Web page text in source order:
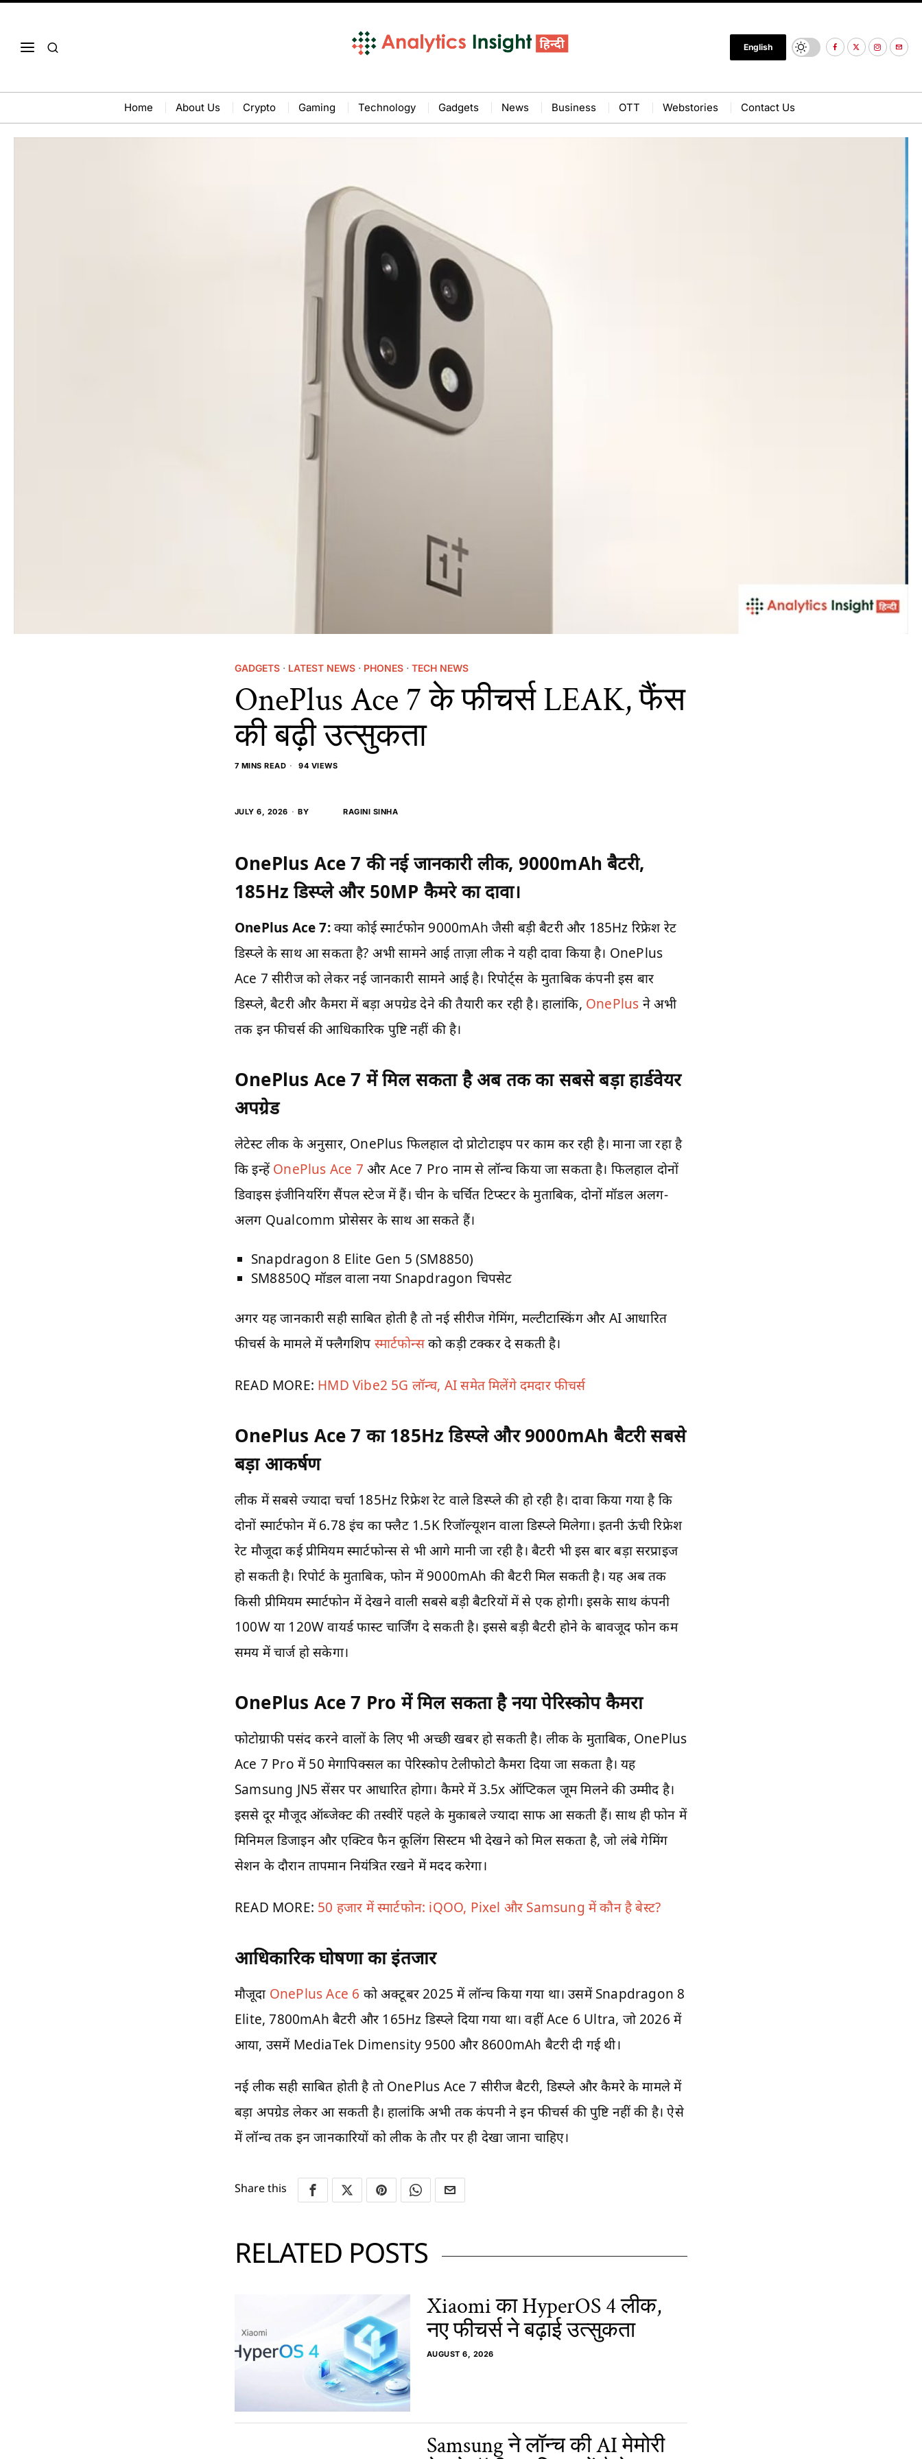
English
Home About Us Crypto Gaming Technology Gadgets News Business OTT Webstories Contact Us
GADGETS · LATEST NEWS · PHONES · TECH NEWS
OnePlus Ace 7 के फीचर्स LEAK, फैंस
की बढ़ी उत्सुकता
7 MINS READ 94 VIEWS
JULY 6, 2026 BY RAGINI SINHA
OnePlus Ace 7 की नई जानकारी लीक, 9000mAh बैटरी,
185Hz डिस्प्ले और 50MP कैमरे का दावा।
OnePlus Ace 7:क्या कोई स्मार्टफोन 9000mAh जैसी बड़ी बैटरी और 185Hz रिफ्रेश रेट
डिस्प्ले के साथ आ सकता है? अभी सामने आई ताज़ा लीक ने यही दावा किया है। OnePlus
Ace 7 सीरीज को लेकर नई जानकारी सामने आई है। रिपोर्ट्स के मुताबिक कंपनी इस बार
डिस्प्ले, बैटरी और कैमरा में बड़ा अपग्रेड देने की तैयारी कर रही है। हालांकि, OnePlus ने अभी
तक इन फीचर्स की आधिकारिक पुष्टि नहीं की है।
OnePlus Ace 7 में मिल सकता है अब तक का सबसे बड़ा हार्डवेयर
अपग्रेड
लेटेस्ट लीक के अनुसार, OnePlus फिलहाल दो प्रोटोटाइप पर काम कर रही है। माना जा रहा है
कि इन्हेंOnePlus Ace 7 और Ace 7 Pro नाम से लॉन्च किया जा सकता है। फिलहाल दोनों
डिवाइस इंजीनियरिंग सैंपल स्टेज में हैं। चीन के चर्चित टिप्स्टर के मुताबिक, दोनों मॉडल अलग-
अलग Qualcomm प्रोसेसर के साथ आ सकते हैं।
Snapdragon 8 Elite Gen 5 (SM8850)
SM8850Q मॉडल वाला नया Snapdragon चिपसेट
अगर यह जानकारी सही साबित होती है तो नई सीरीज गेमिंग, मल्टीटास्किंग और AI आधारित
फीचर्स के मामले में फ्लैगशिप स्मार्टफोन्सको कड़ी टक्कर दे सकती है।
READ MORE: HMD Vibe2 5G लॉन्च, AI समेत मिलेंगे दमदार फीचर्स
OnePlus Ace 7 का 185Hz डिस्प्ले और 9000mAh बैटरी सबसे
बड़ा आकर्षण
लीक में सबसे ज्यादा चर्चा 185Hz रिफ्रेश रेट वाले डिस्प्ले की हो रही है। दावा किया गया है कि
दोनों स्मार्टफोन में 6.78 इंच का फ्लैट 1.5K रिजॉल्यूशन वाला डिस्प्ले मिलेगा। इतनी ऊंची रिफ्रेश
रेट मौजूदा कई प्रीमियम स्मार्टफोन्स से भी आगे मानी जा रही है। बैटरी भी इस बार बड़ा सरप्राइज
हो सकती है। रिपोर्ट के मुताबिक, फोन में 9000mAh की बैटरी मिल सकती है। यह अब तक
किसी प्रीमियम स्मार्टफोन में देखने वाली सबसे बड़ी बैटरियों में से एक होगी। इसके साथ कंपनी
100W या 120W वायर्ड फास्ट चार्जिंग दे सकती है। इससे बड़ी बैटरी होने के बावजूद फोन कम
समय में चार्ज हो सकेगा।
OnePlus Ace 7 Pro में मिल सकता है नया पेरिस्कोप कैमरा
फोटोग्राफी पसंद करने वालों के लिए भी अच्छी खबर हो सकती है। लीक के मुताबिक, OnePlus
Ace 7 Pro में 50 मेगापिक्सल का पेरिस्कोप टेलीफोटो कैमरा दिया जा सकता है। यह
Samsung JN5 सेंसर पर आधारित होगा। कैमरे में 3.5x ऑप्टिकल जूम मिलने की उम्मीद है।
इससे दूर मौजूद ऑब्जेक्ट की तस्वीरें पहले के मुकाबले ज्यादा साफ आ सकती हैं। साथ ही फोन में
मिनिमल डिजाइन और एक्टिव फैन कूलिंग सिस्टम भी देखने को मिल सकता है, जो लंबे गेमिंग
सेशन के दौरान तापमान नियंत्रित रखने में मदद करेगा।
READ MORE: 50 हजार में स्मार्टफोन: iQOO, Pixel और Samsung में कौन है बेस्ट?
आधिकारिक घोषणा का इंतजार
मौजूदा OnePlus Ace 6 को अक्टूबर 2025 में लॉन्च किया गया था। उसमें Snapdragon 8
Elite, 7800mAh बैटरी और 165Hz डिस्प्ले दिया गया था। वहीं Ace 6 Ultra, जो 2026 में
आया, उसमें MediaTek Dimensity 9500 और 8600mAh बैटरी दी गई थी।
नई लीक सही साबित होती है तो OnePlus Ace 7 सीरीज बैटरी, डिस्प्ले और कैमरे के मामले में
बड़ा अपग्रेड लेकर आ सकती है। हालांकि अभी तक कंपनी ने इन फीचर्स की पुष्टि नहीं की है। ऐसे
में लॉन्च तक इन जानकारियों को लीक के तौर पर ही देखा जाना चाहिए।
Share this
RELATED POSTS
Xiaomi का HyperOS 4 लीक,
नए फीचर्स ने बढ़ाई उत्सुकता
AUGUST 6, 2026
Samsung ने लॉन्च की AI मेमोरी